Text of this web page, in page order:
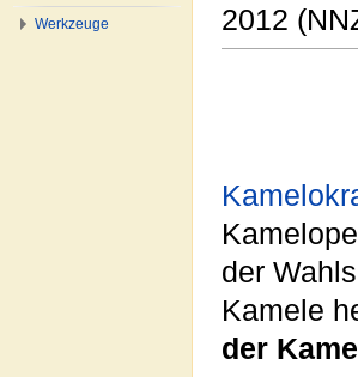
2012
der
Kamele
der
Werkzeuge